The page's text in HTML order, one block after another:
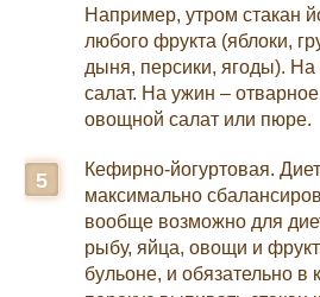
Например, утром стакан
любого фрукта (яблоки,
дыня, персики, ягоды).
салат. На ужин –
овощной салат или пюре.
Кефирно-йогуртовая.
максимально
вообще возможно для
рыбу, яйца, овощи и
бульоне, и обязательно